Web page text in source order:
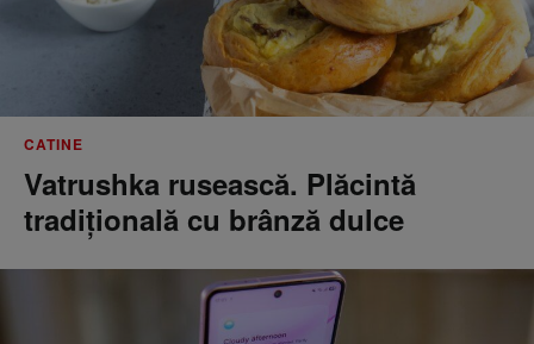
CATINE
Vatrushka rusească. Plăcintă
tradițională cu brânză dulce